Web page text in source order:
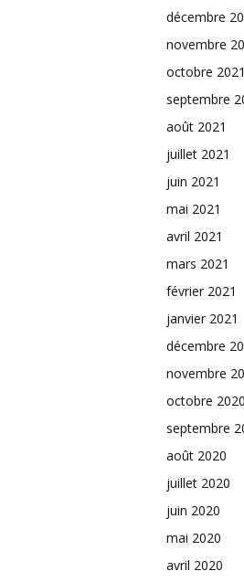
décembre
novembre
octobre 2021
septembre
août 2021
juillet 2021
juin 2021
mai 2021
avril 2021
mars 2021
février 2021
janvier 2021
décembre
novembre
octobre 2020
septembre
août 2020
juillet 2020
juin 2020
mai 2020
avril 2020